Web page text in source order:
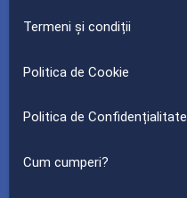
Termeni și condiții
Politica de Cookie
Politica de Confidențialitate
Cum cumperi?